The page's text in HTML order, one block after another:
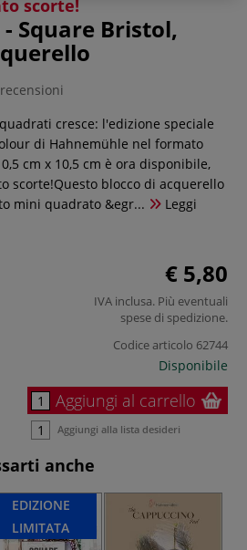
scorte!
Square Bristol,
cresce: l'edizione speciale
di Hahnemühle nel formato
cm x 10,5 cm è ora disponibile,
scorte!Questo blocco di acquerello
mini quadrato &egr...
Leggi
€ 5,80
IVA inclusa. Più eventuali
spese di spedizione.
Codice articolo 62744
Disponibile
Aggiungi al carrello
Aggiungi alla lista desideri
anche
EDIZIONE
LIMITATA